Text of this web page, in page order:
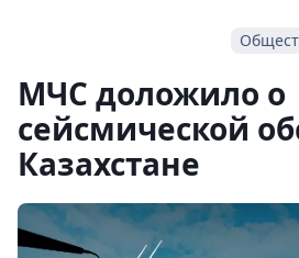
МЧС доложило о
сейсмической
Казахстане